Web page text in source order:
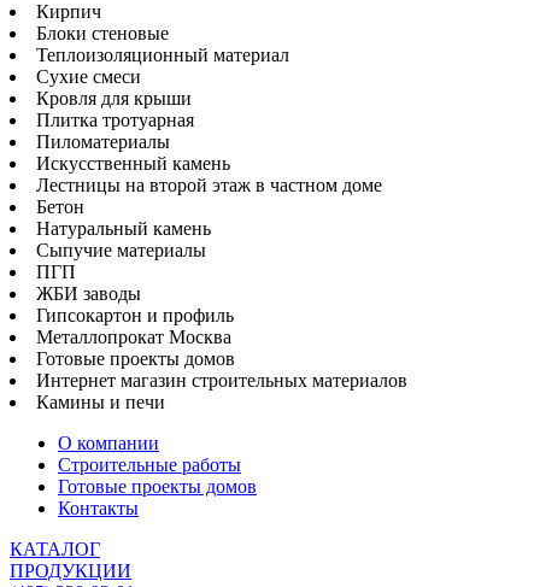
Кирпич
Блоки стеновые
Теплоизоляционный материал
Сухие смеси
Кровля для крыши
Плитка тротуарная
Пиломатериалы
Искусственный камень
Лестницы на второй этаж в частном доме
Бетон
Натуральный камень
Сыпучие материалы
ПГП
ЖБИ заводы
Гипсокартон и профиль
Металлопрокат Москва
Готовые проекты домов
Интернет магазин строительных материалов
Камины и печи
О компании
Строительные работы
Готовые проекты домов
Контакты
КАТАЛОГ
ПРОДУКЦИИ